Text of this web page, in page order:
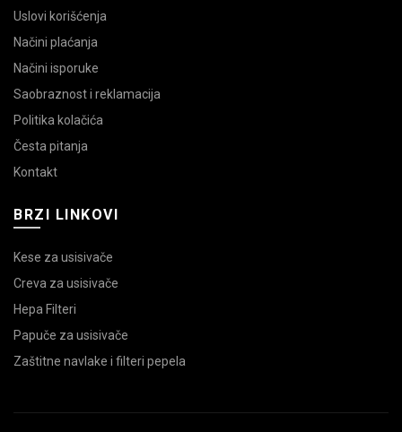
Uslovi korišćenja
Načini plaćanja
Načini isporuke
Saobraznost i reklamacija
Politika kolačića
Česta pitanja
Kontakt
BRZI LINKOVI
Kese za usisivače
Creva za usisivače
Hepa Filteri
Papuče za usisivače
Zaštitne navlake i filteri pepela